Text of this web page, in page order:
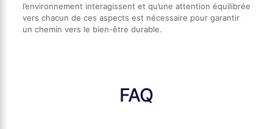
l’environnement interagissent et qu’une attention équilibrée
vers chacun de ces aspects est nécessaire pour garantir
un chemin vers le bien-être durable.
FAQ